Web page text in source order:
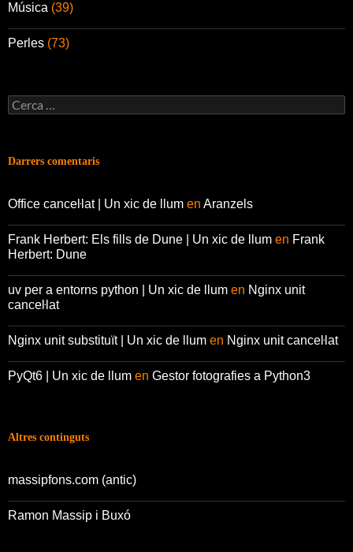
Música (39)
Perles (73)
Cerca:
Darrers comentaris
Office canceŀlat | Un xic de llum en Aranzels
Frank Herbert: Els fills de Dune | Un xic de llum en Frank
Herbert: Dune
uv per a entorns python | Un xic de llum en Nginx unit
canceŀlat
Nginx unit substituït | Un xic de llum en Nginx unit canceŀlat
PyQt6 | Un xic de llum en Gestor fotografies a Python3
Altres continguts
massipfons.com (antic)
Ramon Massip i Buxó